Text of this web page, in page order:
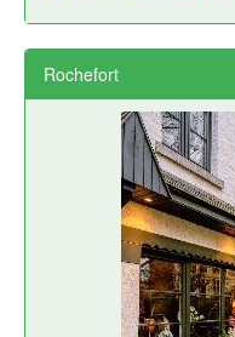
Rochefort